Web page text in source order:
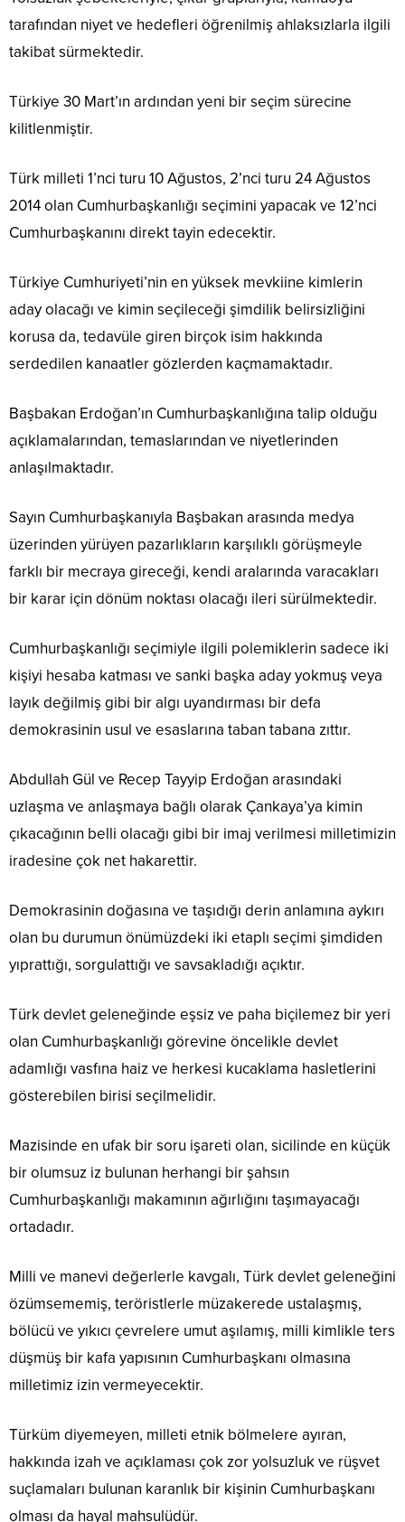
tarafından niyet ve hedefleri öğrenilmiş ahlaksızlarla ilgili
takibat sürmektedir.
Türkiye 30 Mart’ın ardından yeni bir seçim sürecine
kilitlenmiştir.
Türk milleti 1’nci turu 10 Ağustos, 2’nci turu 24 Ağustos
2014 olan Cumhurbaşkanlığı seçimini yapacak ve 12’nci
Cumhurbaşkanını direkt tayin edecektir.
Türkiye Cumhuriyeti’nin en yüksek mevkiine kimlerin
aday olacağı ve kimin seçileceği şimdilik belirsizliğini
korusa da, tedavüle giren birçok isim hakkında
serdedilen kanaatler gözlerden kaçmamaktadır.
Başbakan Erdoğan’ın Cumhurbaşkanlığına talip olduğu
açıklamalarından, temaslarından ve niyetlerinden
anlaşılmaktadır.
Sayın Cumhurbaşkanıyla Başbakan arasında medya
üzerinden yürüyen pazarlıkların karşılıklı görüşmeyle
farklı bir mecraya gireceği, kendi aralarında varacakları
bir karar için dönüm noktası olacağı ileri sürülmektedir.
Cumhurbaşkanlığı seçimiyle ilgili polemiklerin sadece iki
kişiyi hesaba katması ve sanki başka aday yokmuş veya
layık değilmiş gibi bir algı uyandırması bir defa
demokrasinin usul ve esaslarına taban tabana zıttır.
Abdullah Gül ve Recep Tayyip Erdoğan arasındaki
uzlaşma ve anlaşmaya bağlı olarak Çankaya’ya kimin
çıkacağının belli olacağı gibi bir imaj verilmesi milletimizin
iradesine çok net hakarettir.
Demokrasinin doğasına ve taşıdığı derin anlamına aykırı
olan bu durumun önümüzdeki iki etaplı seçimi şimdiden
yıprattığı, sorgulattığı ve savsakladığı açıktır.
Türk devlet geleneğinde eşsiz ve paha biçilemez bir yeri
olan Cumhurbaşkanlığı görevine öncelikle devlet
adamlığı vasfına haiz ve herkesi kucaklama hasletlerini
gösterebilen birisi seçilmelidir.
Mazisinde en ufak bir soru işareti olan, sicilinde en küçük
bir olumsuz iz bulunan herhangi bir şahsın
Cumhurbaşkanlığı makamının ağırlığını taşımayacağı
ortadadır.
Milli ve manevi değerlerle kavgalı, Türk devlet geleneğini
özümsememiş, teröristlerle müzakerede ustalaşmış,
bölücü ve yıkıcı çevrelere umut aşılamış, milli kimlikle ters
düşmüş bir kafa yapısının Cumhurbaşkanı olmasına
milletimiz izin vermeyecektir.
Türküm diyemeyen, milleti etnik bölmelere ayıran,
hakkında izah ve açıklaması çok zor yolsuzluk ve rüşvet
suçlamaları bulunan karanlık bir kişinin Cumhurbaşkanı
olması da hayal mahsulüdür.